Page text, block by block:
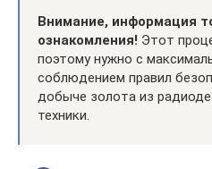
Внимание, информация
ознакомления! Этот
поэтому нужно с
соблюдением правил
добыче золота из
техники.